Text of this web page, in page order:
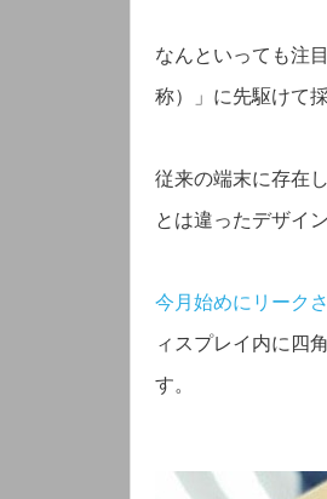
なんといっても注
称）」に先駆けて
従来の端末に存在
とは違ったデザイ
今月始めにリーク
ィスプレイ内に四
す。